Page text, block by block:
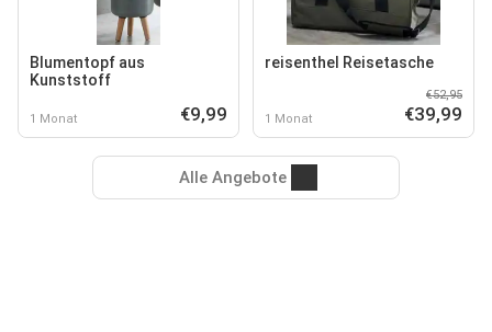
Blumentopf aus
Kunststoff
1 Monat €9,99
reisenthel Reisetasche
1 Monat
€52,95
€39,99
Alle Angebote